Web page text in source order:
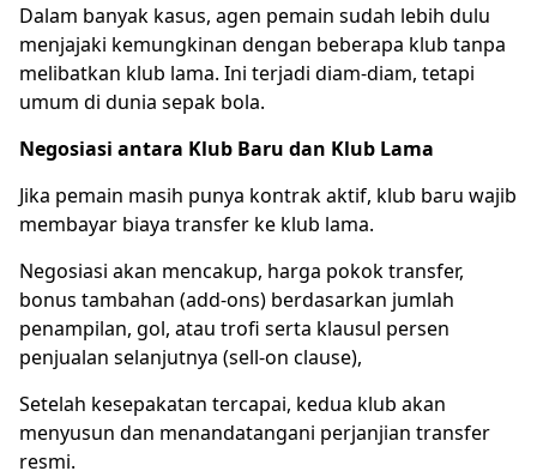
Dalam banyak kasus, agen pemain sudah lebih dulu
menjajaki kemungkinan dengan beberapa klub tanpa
melibatkan klub lama. Ini terjadi diam-diam, tetapi
umum di dunia sepak bola.
Negosiasi antara Klub Baru dan Klub Lama
Jika pemain masih punya kontrak aktif, klub baru wajib
membayar biaya transfer ke klub lama.
Negosiasi akan mencakup, harga pokok transfer,
bonus tambahan (add-ons) berdasarkan jumlah
penampilan, gol, atau trofi serta klausul persen
penjualan selanjutnya (sell-on clause),
Setelah kesepakatan tercapai, kedua klub akan
menyusun dan menandatangani perjanjian transfer
resmi.